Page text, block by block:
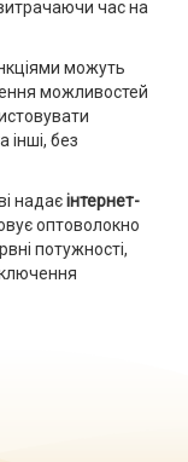
час на
можуть
можливостей
інші, без
надаєінтернет-
оптоволокно
потужності,